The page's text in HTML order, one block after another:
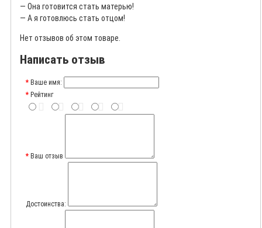
— Она готовится стать матерью!
— А я готовлюсь стать отцом!
Нет отзывов об этом товаре.
Написать отзыв
Ваше имя:
Рейтинг
Ваш отзыв
Достоинства: